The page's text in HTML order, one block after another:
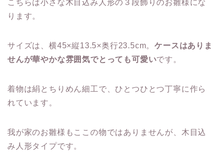
こちらは小さな木目込み人形の３段飾りのお雛様にな
ります。
サイズは、横45×縦13.5×奥行23.5cm。ケースはありま
せんが華やかな雰囲気でとっても可愛いです。
着物は絹とちりめん細工で、ひとつひとつ丁寧に作ら
れています。
我が家のお雛様もここの物ではありませんが、木目込
み人形タイプです。